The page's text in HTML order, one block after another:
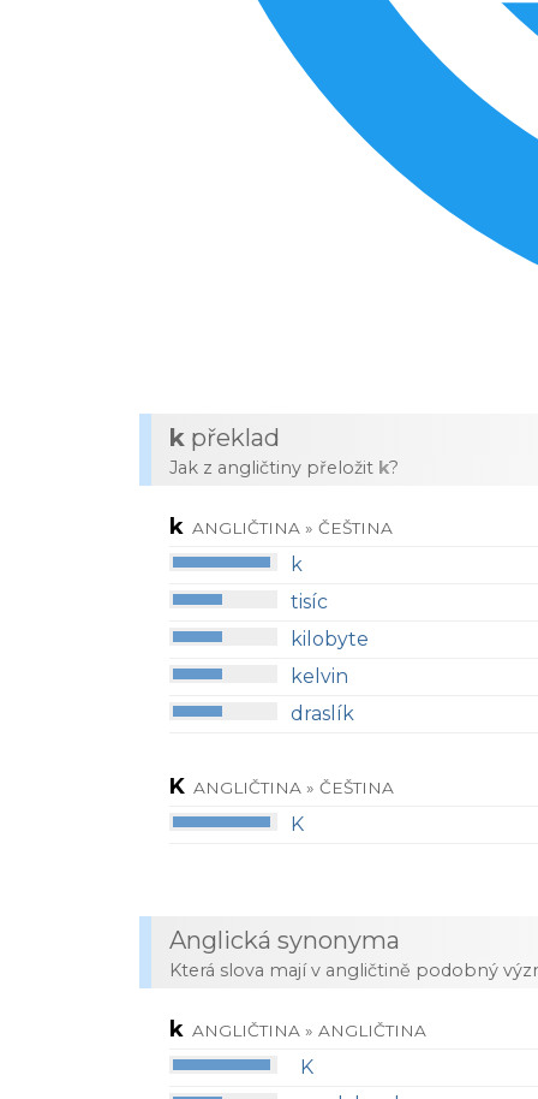
k překlad
Jak z angličtiny přeložit k?
k ANGLIČTINA » ČEŠTINA
k
tisíc
kilobyte
kelvin
draslík
K ANGLIČTINA » ČEŠTINA
K
Anglická synonyma
Která slova mají v angličtině podobný
k ANGLIČTINA » ANGLIČTINA
K